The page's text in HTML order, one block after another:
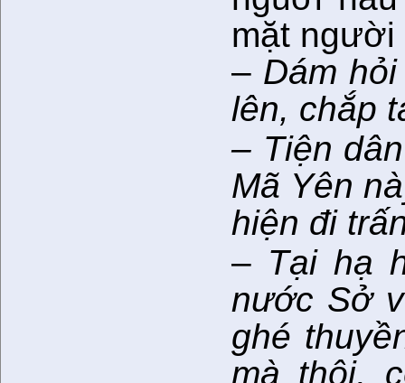
mặt người
– Dám
lên, chắp
– Tiện
Mã Yên
hiện đi
– Tại hạ
nước Sở
ghé
mà thôi,